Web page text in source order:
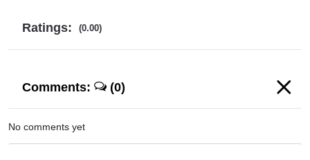
Ratings: (0.00)
Comments: (0)
No comments yet